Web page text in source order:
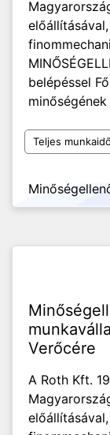
belépéssel
Teljes
Verőcére
A Roth Kft.